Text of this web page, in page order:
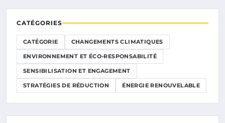
CATÉGORIES
CATÉGORIE CHANGEMENTS CLIMATIQUES
ENVIRONNEMENT ET ÉCO-RESPONSABILITÉ
SENSIBILISATION ET ENGAGEMENT
STRATÉGIES DE RÉDUCTION ÉNERGIE RENOUVELABLE